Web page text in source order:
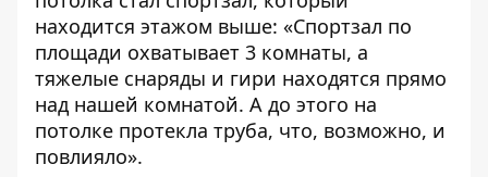
находится этажом выше: «Спортзал по
площади охватывает 3 комнаты, а
тяжелые снаряды и гири находятся прямо
над нашей комнатой. А до этого на
потолке протекла труба, что, возможно, и
повлияло».